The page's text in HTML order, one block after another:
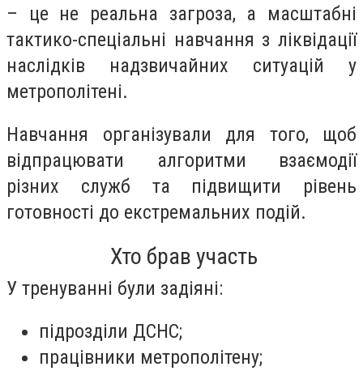
– це не реальна загроза, а масштабні
тактико-спеціальні навчання з ліквідації
наслідків надзвичайних ситуацій у
метрополітені.
Навчання організували для того, щоб
відпрацювати алгоритми взаємодії
різних служб та підвищити рівень
готовності до екстремальних подій.
Хто брав участь
У тренуванні були задіяні:
підрозділи ДСНС;
працівники метрополітену;